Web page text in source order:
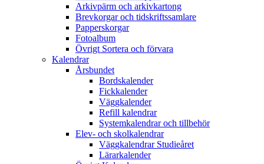
Arkivpärm och arkivkartong
Brevkorgar och tidskriftssamlare
Papperskorgar
Fotoalbum
Övrigt Sortera och förvara
Kalendrar
Årsbundet
Bordskalender
Fickkalender
Väggkalender
Refill kalendrar
Systemkalendrar och tillbehör
Elev- och skolkalendrar
Väggkalendrar Studieåret
Lärarkalender